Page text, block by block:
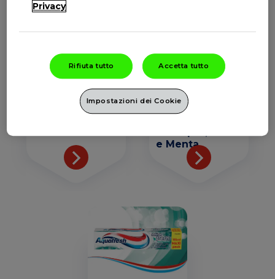
Dentifricio
Aquafresh
Dentifricio
Aquafresh
Tripla
e Menta
Privacy
Rifiuta tutto Accetta tutto
Impostazioni dei Cookie